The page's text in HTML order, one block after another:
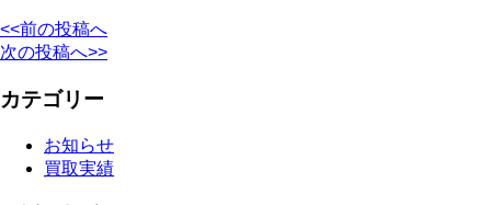
<<前の投稿へ
次の投稿へ>>
カテゴリー
お知らせ
買取実績